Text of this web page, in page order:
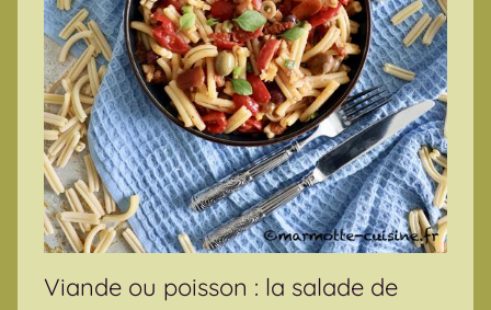
Viande ou poisson : la salade de